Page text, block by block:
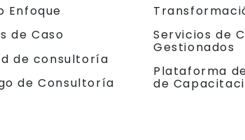
Enfoque
de Caso
de consultoría
de Consultoría
Servicios de
Gestionados
Plataforma
de